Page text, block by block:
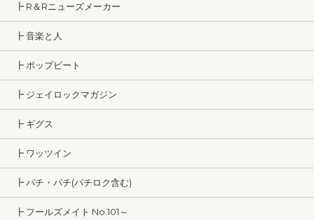
┣ R＆Rニューズメーカー
┣ 音楽と人
┣ ポップビート
┣ ジェイロックマガジン
┣ ギグス
┣ ワッツイン
┣ パチ・パチ(パチロク含む)
┣ フールズメイト No.101～